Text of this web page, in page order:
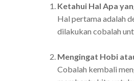
Ketahui Hal Apa
Hal pertama adalah
dilakukan cobalah
Mengingat Hobi
Cobalah kembali